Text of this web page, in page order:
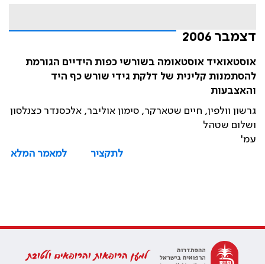
דצמבר 2006
אוסטאואיד אוסטאומה בשורשי כפות הידיים הגורמת
להסתמנות קלינית של דלקת גידי שורש כף היד
והאצבעות
גרשון וולפין, חיים שטארקר, סימון אוליבר, אלכסנדר כצנלסון
ושלום שטהל
עמ'
לתקציר
למאמר המלא
למען הרופאות והרופאים ולטובת